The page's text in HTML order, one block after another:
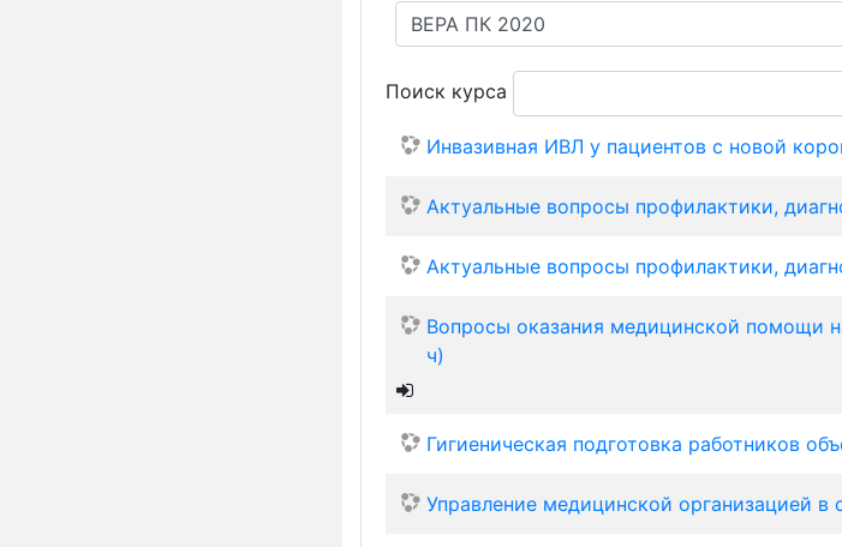
Поиск курса
Инвазивная ИВЛ у пациентов с новой
Актуальные вопросы профилактики,
Актуальные вопросы профилактики,
Вопросы оказания медицинской помощи
ч)
Гигиеническая подготовка работников
Управление медицинской организацией в